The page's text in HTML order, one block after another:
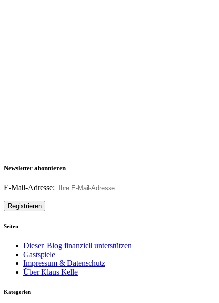
Newsletter abonnieren
E-Mail-Adresse:
Seiten
Diesen Blog finanziell unterstützen
Gastspiele
Impressum & Datenschutz
Über Klaus Kelle
Kategorien